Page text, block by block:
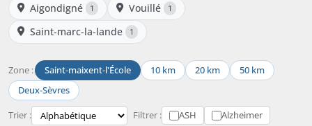
Aigondigné 1 Vouillé 1
Saint-marc-la-lande 1
Zone : Saint-maixent-l'École 10 km 20 km
50 km
Deux-Sèvres
Trier : Filtrer : ASH Alzheimer